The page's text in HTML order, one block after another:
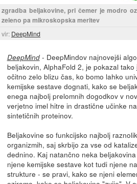
zgradba beljakovine, pri čemer je modro
zeleno pa mikroskopska meritev
vir: DeepMind
DeepMind- DeepMindov najnovejši
beljakovin, AlphaFold 2, je pokazal tako
očitno zelo blizu čas, ko bomo lahko
kemijske sestave dognati, kako se
enega najbolj prelomnih dogodkov v
verjetno imel hitre in drastične učinke
sintetičnih proteinov.
Beljakovine so funkcijsko najbolj
organizmih, saj skrbijo za vse od
dednino. Kaj natančno neka
njene kemijske sestave kot tudi njene
strukture - se pravi, kako se njeni